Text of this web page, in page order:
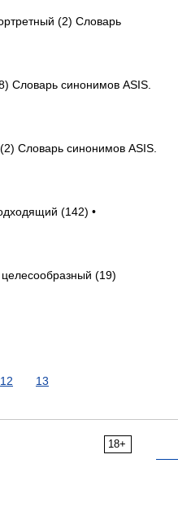
(2) Словарь
Словарь синонимов ASIS.
Словарь синонимов ASIS.
(142) •
(19)
12 13
18+